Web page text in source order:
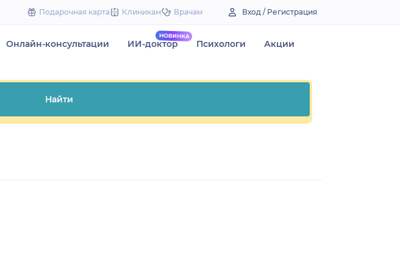
Подарочная карта Клиникам Врачам Вход / Регистрация
Онлайн-консультации ИИ-доктор Психологи Акции
Найти